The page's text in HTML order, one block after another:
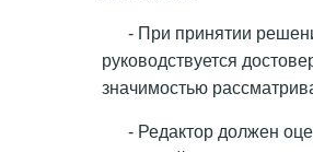
- При принятии
руководствуется
значимостью
- Редактор должен